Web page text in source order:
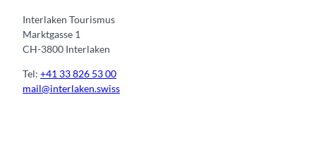
Interlaken Tourismus
Marktgasse 1
CH-3800 Interlaken
Tel: +41 33 826 53 00
mail@interlaken.swiss